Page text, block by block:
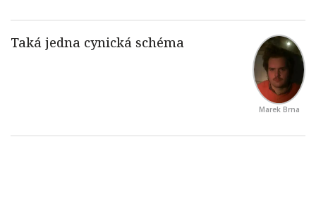
Marek Brna